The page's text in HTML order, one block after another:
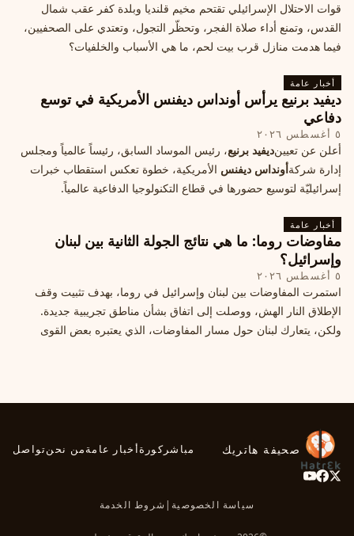
قوات الاحتلال الإسرائيلي تقتحم مخيم قلنديا وبلدة كفر عقب شمال
القدس، وتمنع أداء صلاة الفجر، وتحظّر التجول، وتعتدي على الصحفيين،
فيما هدمت منازل قرب بيت لحم، ما هي الأسباب والخلفيات؟
أخبار عامة
ديفيد برنيع يرأس أونداس ديفنس الأمريكية في توسع
دفاعي
٥ أغسطس ٢٠٢٦
أعلن عن تعيينديفيد برنيع، رئيس الموساد السابق، رئيساً عالمياً ومجلس
إدارة شركةأونداس ديفنس الأمريكية، خطوة تعكس استقطاب خبرات
إسرائيليّة لتوسيع حضورها في قطاع التكنولوجيا الدفاعية عالمياً.
أخبار عامة
مفاوضات روما: ما هي نتائج الجولة الثانية بين لبنان
وإسرائيل؟
٥ أغسطس ٢٠٢٦
استمرت المفاوضات بين لبنان وإسرائيل في روما، بهدف تثبيت وقف
الإطلاق النار الهش، ووصلت إلى اتفاق بشأن مناطق تجريبية جديدة.
ولكن، يتعارك لبنان حول مسار المفاوضات، الذي يعتبره بعض القوى
صحيفة هاتريك مباشر كورةأخبار عامةمن نحنتواصل
سياسة الخصوصية | شروط الخدمة